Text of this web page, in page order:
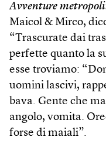
Avventure
Maicol & Mirco,
“Trascurate dai
perfette quanto la
esse troviamo:
uomini lascivi,
bava. Gente che
angolo, vomita.
forse di maiali”.